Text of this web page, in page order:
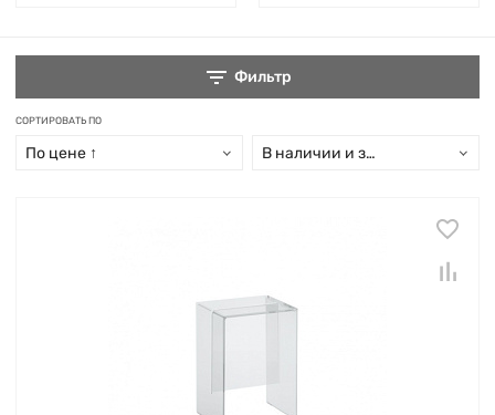
Фильтр
СОРТИРОВАТЬ ПО
По цене ↑ В наличии и заказ свыше 15 дн